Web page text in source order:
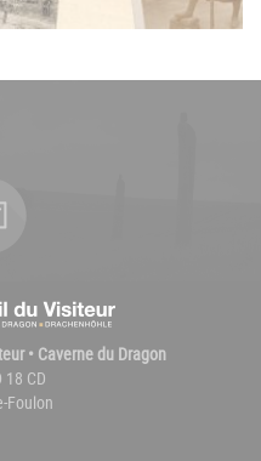
• Caverne du Dragon
18 CD
Foulon